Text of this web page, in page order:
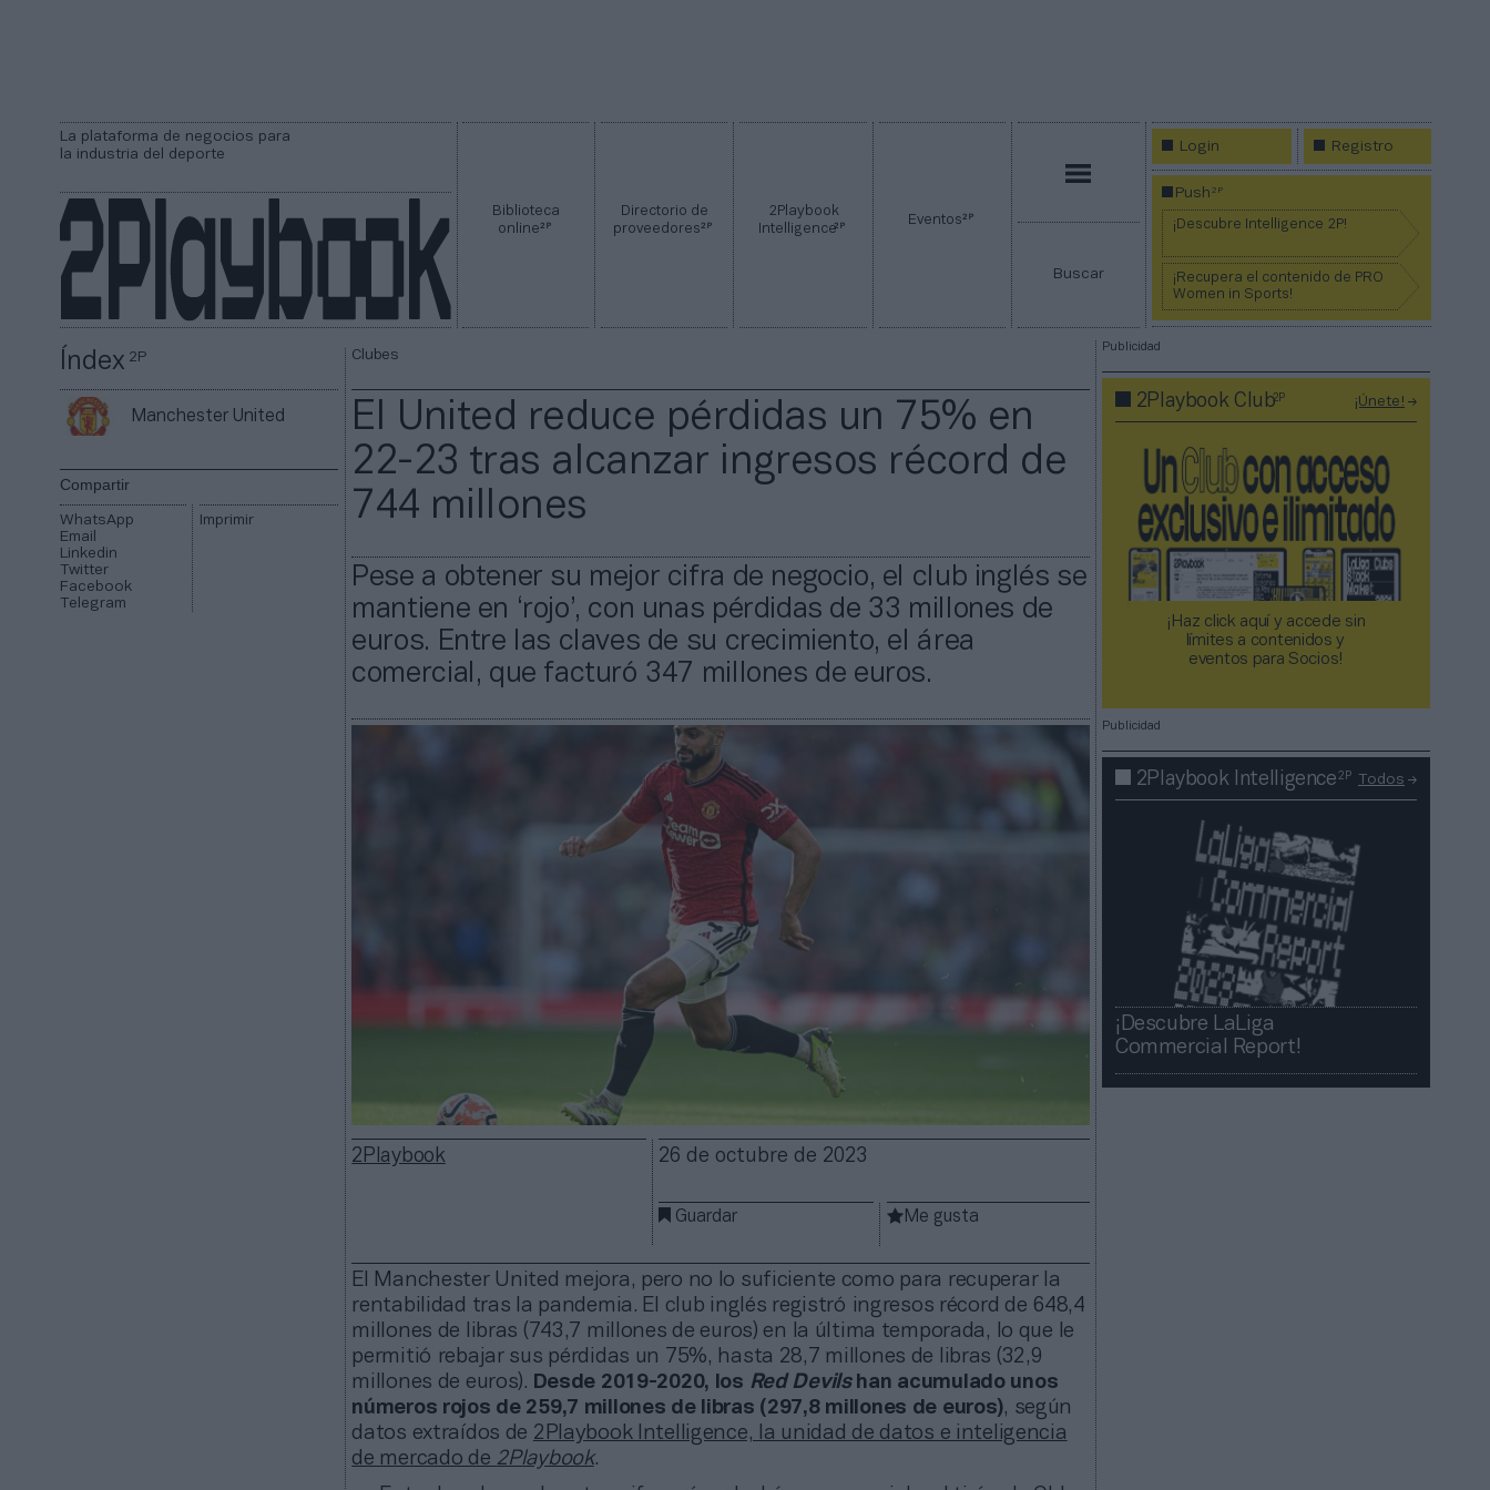
La plataforma de negocios para
la industria del deporte
Biblioteca
online2P
Directorio de
proveedores2P
2Playbook
Intelligence2P Eventos2P
Buscar
Login Registro
Push2P
¡Descubre Intelligence 2P!
¡Recupera el contenido de PRO
Women in Sports!
Índex2P
Manchester United
Compartir
WhatsApp
Email
Linkedin
Twitter
Facebook
Telegram
Imprimir
Clubes
El United reduce pérdidas un 75% en
22-23 tras alcanzar ingresos récord de
744 millones
Pese a obtener su mejor cifra de negocio, el club inglés se
mantiene en ‘rojo’, con unas pérdidas de 33 millones de
euros. Entre las claves de su crecimiento, el área
comercial, que facturó 347 millones de euros.
2Playbook 26 de octubre de 2023
Guardar Me gusta
El Manchester United mejora, pero no lo suficiente como para recuperar la
rentabilidad tras la pandemia. El club inglés registró ingresos récord de 648,4
millones de libras (743,7 millones de euros) en la última temporada, lo que le
permitió rebajar sus pérdidas un 75%, hasta 28,7 millones de libras (32,9
millones de euros). Desde 2019-2020, los Red Devilshan acumulado unos
números rojos de 259,7 millones de libras (297,8 millones de euros), según
datos extraídos de 2Playbook Intelligence, la unidad de datos e inteligencia
de mercado de 2Playbook.
Publicidad
2Playbook Club2P ¡Únete!
¡Haz click aquí y accede sin
límites a contenidos y
eventos para Socios!​​​​​​​
Publicidad
2Playbook Intelligence2P Todos
¡Descubre LaLiga
Commercial Report!​​